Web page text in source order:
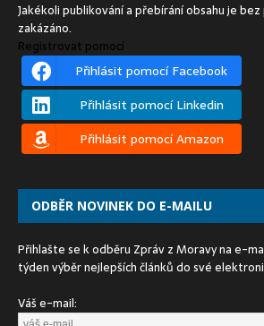
Jakékoli publikování a přebírání obsahu je bez
zakázáno.
Registrovat pomocí
Přihlásit pomocí Facebook
Přihlásit pomocí Linkedin
Přihlásit pomocí Amazon
ODBĚR NOVINEK DO E-MAILU
Přihlašte se k odběru Zpráv z Moravy na e-
týden výběr nejlepších článků do své
Váš e-mail: